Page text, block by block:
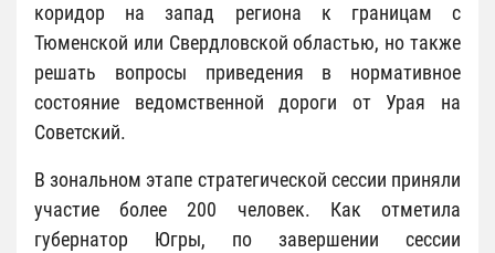
коридор на запад региона к границам с
Тюменской или Свердловской областью, но также
решать вопросы приведения в нормативное
состояние ведомственной дороги от Урая на
Советский.
В зональном этапе стратегической сессии приняли
участие более 200 человек. Как отметила
губернатор Югры, по завершении сессии